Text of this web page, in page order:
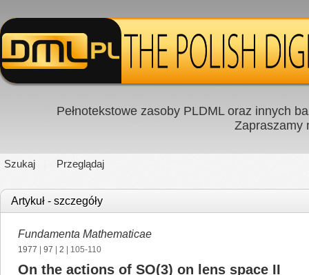
Pełnotekstowe zasoby PLDML oraz innych
Zapraszamy
Szukaj Przeglądaj
Artykuł - szczegóły
Fundamenta Mathematicae
1977 97 2 | 105-110
On the actions of SO(3) on lens space II